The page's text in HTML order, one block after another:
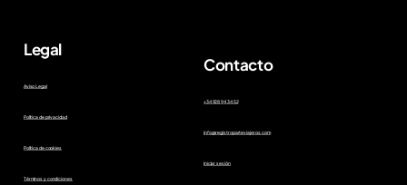
Legal
Aviso Legal
Política de privacidad
Política de cookies
Términos y condiciones
Contacto
+34 928 94 34 52
info@registroparteviajeros.com
Iniciar sesión